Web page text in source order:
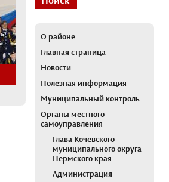
О районе
Главная страница
Новости
Полезная информация
Муниципальный контроль
Органы местного
самоуправления
Глава Кочевского
муниципального округа
Пермского края
Администрация